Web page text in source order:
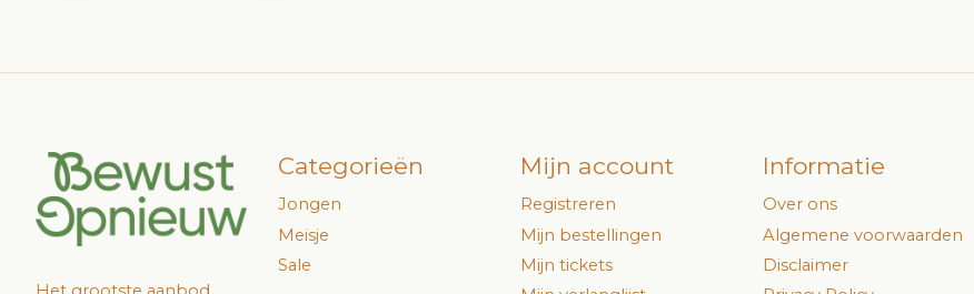
Categorieën
Jongen
Meisje
Sale
Mijn account
Registreren
Mijn bestellingen
Mijn tickets
Informatie
Over ons
Algemene voorwaarden
Disclaimer